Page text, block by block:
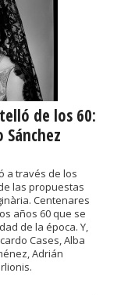
de los 60:
a través de los
las propuestas
Centenares
años 60 que se
de la época. Y,
Cases, Alba
Adrián